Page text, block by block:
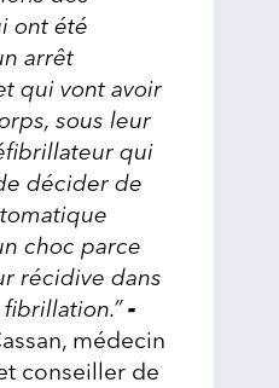
ont été
arrêt
qui vont avoir
sous leur
qui
décider de
choc parce
récidive dans
-
médecin
conseiller de